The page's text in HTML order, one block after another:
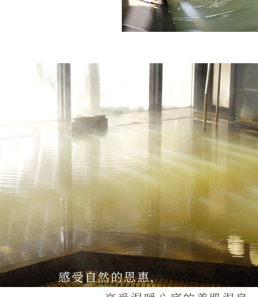
感受自然的恩惠，